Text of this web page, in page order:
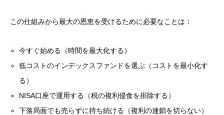
この仕組みから最大の恩恵を受けるために必要なことは：
今すぐ始める（時間を最大化する）
低コストのインデックスファンドを選ぶ（コストを最小化す
る）
NISA口座で運用する（税の複利侵食を排除する）
下落局面でも売らずに持ち続ける（複利の連鎖を切らない）